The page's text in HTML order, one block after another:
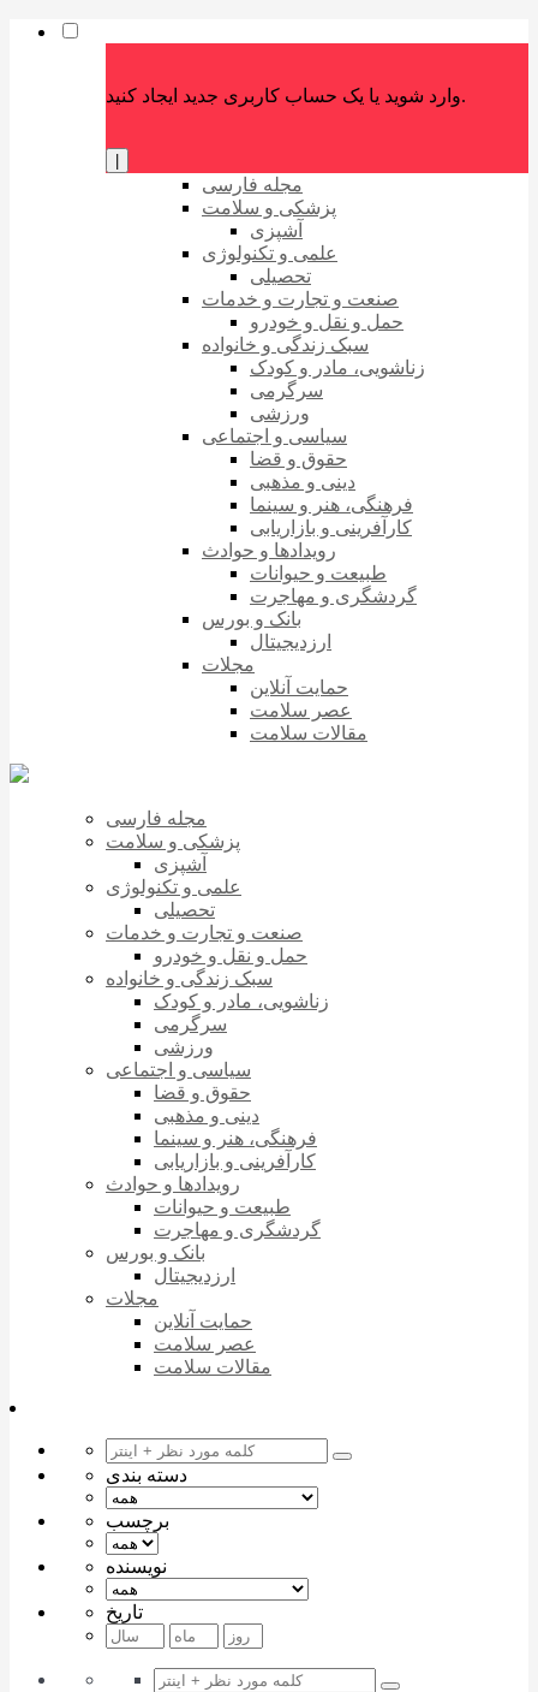
وارد شوید یا یک حساب کاربری جدید ایجاد کنید.
مجله فارسی
پزشکی و سلامت
آشپزی
علمی و تکنولوژی
تحصیلی
صنعت و تجارت و خدمات
حمل و نقل و خودرو
سبک زندگی و خانواده
زناشویی، مادر و کودک
سرگرمی
ورزشی
سیاسی و اجتماعی
حقوق و قضا
دینی و مذهبی
فرهنگی، هنر و سینما
کارآفرینی و بازاریابی
رویدادها و حوادث
طبیعت و حیوانات
گردشگری و مهاجرت
بانک و بورس
ارزدیجیتال
مجلات
حمایت آنلاین
عصر سلامت
مقالات سلامت
مجله فارسی
پزشکی و سلامت
آشپزی
علمی و تکنولوژی
تحصیلی
صنعت و تجارت و خدمات
حمل و نقل و خودرو
سبک زندگی و خانواده
زناشویی، مادر و کودک
سرگرمی
ورزشی
سیاسی و اجتماعی
حقوق و قضا
دینی و مذهبی
فرهنگی، هنر و سینما
کارآفرینی و بازاریابی
رویدادها و حوادث
طبیعت و حیوانات
گردشگری و مهاجرت
بانک و بورس
ارزدیجیتال
مجلات
حمایت آنلاین
عصر سلامت
مقالات سلامت
دسته بندی
برچسب
نویسنده
تاریخ